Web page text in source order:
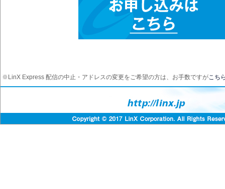
※LinX Express 配信の中止・アドレスの変更をご希望の方は、お手数ですがこち